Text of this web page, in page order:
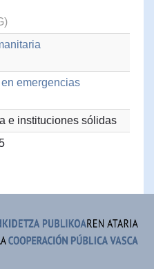
emergencias
e instituciones sólidas